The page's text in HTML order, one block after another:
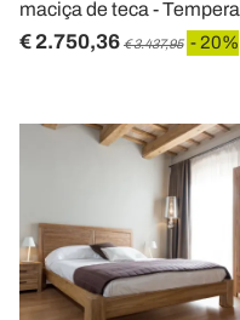
maciça de teca - Tempera
€ 2.750,36 € 3.437,95 - 20%